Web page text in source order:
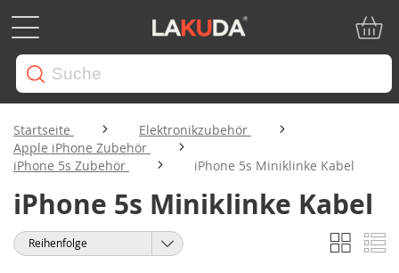
Startseite
Elektronikzubehör
Apple iPhone Zubehör
iPhone 5s Zubehör
iPhone 5s Miniklinke Kabel
iPhone 5s Miniklinke Kabel
Anzeigen
als
Liste
Sortieren